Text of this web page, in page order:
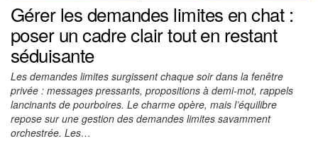
Gérer les demandes limites en chat :
poser un cadre clair tout en restant
séduisante
Les demandes limites surgissent chaque soir dans la fenêtre
privée : messages pressants, propositions à demi-mot, rappels
lancinants de pourboires. Le charme opère, mais l’équilibre
repose sur une gestion des demandes limites savamment
orchestrée. Les…